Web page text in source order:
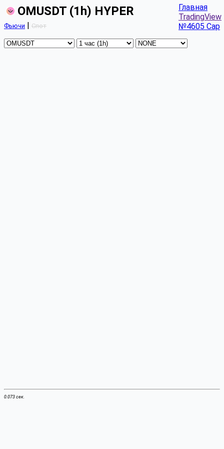
OMUSDT (1h) HYPER
Фьючи | Спот
Главная
TradingView
№4605 Cap
0.073 сек.